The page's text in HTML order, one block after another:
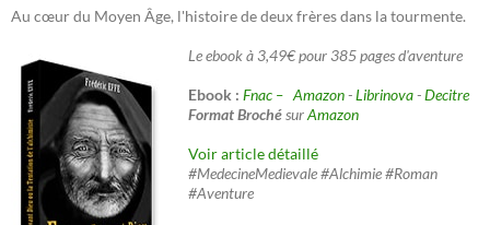
Au cœur du Moyen Âge, l'histoire de deux frères dans la tourmente.
Le ebook à 3,49€ pour 385 pages d'aventure
Ebook : Fnac – Amazon-Librinova-Decitre
Format BrochésurAmazon
Voir article détaillé
#MedecineMedievale #Alchimie #Roman
#Aventure